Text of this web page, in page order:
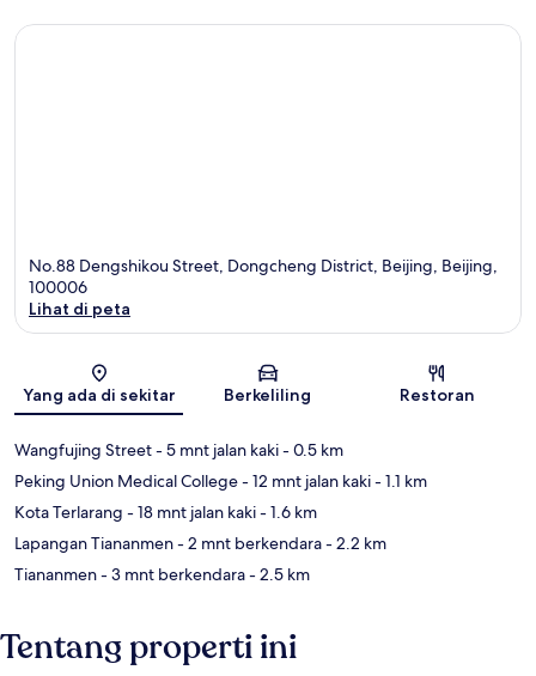
No.88 Dengshikou Street, Dongcheng District, Beijing, Beijing,
100006
Lihat di peta
Yang ada di sekitar Berkeliling Restoran
Wangfujing Street- 5 mnt jalan kaki- 0.5 km
Peking Union Medical College- 12 mnt jalan kaki- 1.1 km
Kota Terlarang - 18 mnt jalan kaki- 1.6 km
Lapangan Tiananmen- 2 mnt berkendara- 2.2 km
Tiananmen- 3 mnt berkendara- 2.5 km
Tentang properti ini